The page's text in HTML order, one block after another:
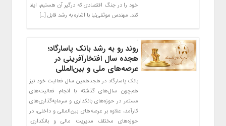
خود را در جنگ اقتصادی که درگیر آن‌ هستیم، ایفا
کند. مهندس موثقی‌نیا با اشاره به رشد قابل […]
روند رو به رشد بانک پاسارگاد؛
هجده سال افتخارآفرینی در
عرصه‌های ملی و بین‌المللی
بانک پاسارگاد در هجدهمین سال فعالیت خود نیز
هم‌چون سال‌های گذشته با انجام فعالیت‌های
مستمر در حوزه‌های بانکداری و سرمایه‌گذاری‌های
کارآمد، علاوه بر عرصه‌های بین‌المللی و داخلی، در
حوزه‌های مختلف مدیریت مالی و بانکداری،